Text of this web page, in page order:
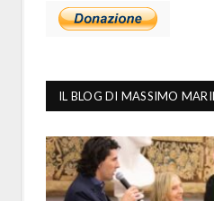
IL BLOG DI MASSIMO